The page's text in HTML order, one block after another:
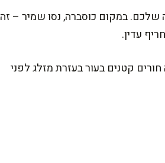
במקום כוסברה, נסו שמיר – זה
עדין.
קטנים בעור בעזרת מזלג לפני